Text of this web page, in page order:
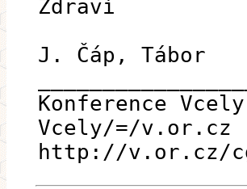
Zdraví
J. Čáp, Tábor
Konference Vcely
Vcely/=/v.or.cz
http://v.or.cz/